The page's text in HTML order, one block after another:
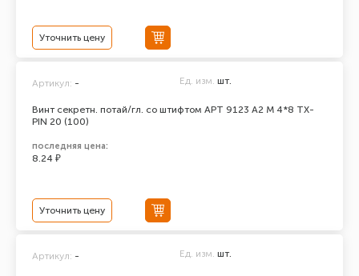
Уточнить цену
Винт секретн. потай/гл. со штифтом АРТ 9123 А2 M 4*8 TX-
PIN 20 (100)
Артикул: - Ед. изм. шт.
последняя цена:
8.24 ₽
Уточнить цену
Артикул: - Ед. изм. шт.